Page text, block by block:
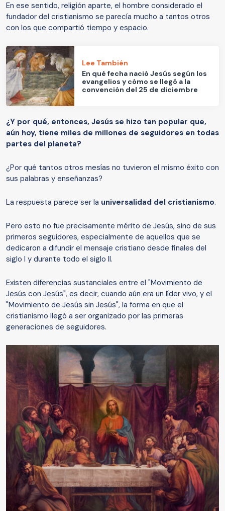
En ese sentido, religión aparte, el hombre considerado el
fundador del cristianismo se parecía mucho a tantos otros
con los que compartió tiempo y espacio.
Lee También
En qué fecha nació Jesús según los
evangelios y cómo se llegó a la
convención del 25 de diciembre
¿Y por qué, entonces, Jesús se hizo tan popular que,
aún hoy, tiene miles de millones de seguidores en todas
partes del planeta?
¿Por qué tantos otros mesías no tuvieron el mismo éxito con
sus palabras y enseñanzas?
La respuesta parece ser la universalidad del cristianismo.
Pero esto no fue precisamente mérito de Jesús, sino de sus
primeros seguidores, especialmente de aquellos que se
dedicaron a difundir el mensaje cristiano desde finales del
siglo I y durante todo el siglo II.
Existen diferencias sustanciales entre el "Movimiento de
Jesús con Jesús", es decir, cuando aún era un líder vivo, y el
"Movimiento de Jesús sin Jesús", la forma en que el
cristianismo llegó a ser organizado por las primeras
generaciones de seguidores.